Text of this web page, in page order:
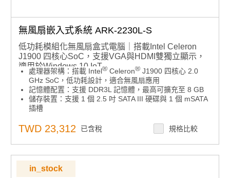
無風扇嵌入式系統 ARK-2230L-S
低功耗模組化無風扇盒式電腦｜搭載Intel Celeron
J1900 四核心SoC，支援VGA與HDMI雙獨立顯示，
適用於Windows 10 IoT
處理器架構：搭載 Intel® Celeron® J1900 四核心 2.0
GHz SoC，低功耗設計，適合無風扇應用
記憶體配置：支援 DDR3L 記憶體，最高可擴充至 8 GB
儲存裝置：支援 1 個 2.5 吋 SATA III 硬碟與 1 個 mSATA
插槽
Windows 7 / 8，請聯絡業務代表
顯示介面：提供 VGA 與 HDMI 雙獨立顯示輸出
電源輸入：12V 可鎖定 DC 插孔設計，另可搭配選購
9~36V 電源模組一體化出貨
工作溫度範圍：可於 -20°C 至 60°C 環境中穩定運作
擴充插槽與模組相容性：內建 Mini PCIe 擴充插槽，具備
TWD 23,312 已含稅 規格比較
in_stock